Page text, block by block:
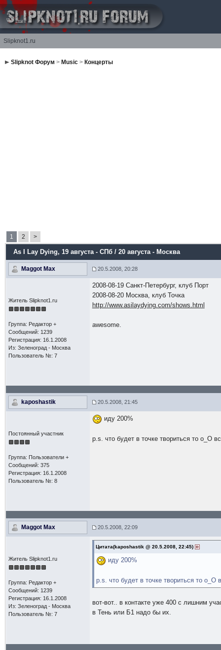
Slipknot1.ru
Slipknot Форум > Music> Концерты
1 2 >
As I Lay Dying, 19 августа - СПб / 20 августа - Москва
Maggot Max 20.5.2008, 20:28
Житель Slipknot1.ru
Группа: Редактор +
Сообщений: 1239
Регистрация: 16.1.2008
Из: Зеленоград - Москва
Пользователь №: 7
2008-08-19 Санкт-Петербург, клуб Порт
2008-08-20 Москва, клуб Точка
http://www.asilaydying.com/shows.html
awesome.
kaposhastik 20.5.2008, 21:45
Постоянный участник
Группа: Пользователи +
Сообщений: 375
Регистрация: 16.1.2008
Пользователь №: 8
иду 200%
p.s. что будет в точке твориться то о_О
Maggot Max 20.5.2008, 22:09
Житель Slipknot1.ru
Группа: Редактор +
Сообщений: 1239
Регистрация: 16.1.2008
Из: Зеленоград - Москва
Пользователь №: 7
Цитата(kaposhastik @ 20.5.2008, 22:45)
иду 200%
p.s. что будет в точке твориться то о_О
вот-вот.. в контакте уже 400 с лишним
в Тень или Б1 надо бы их.